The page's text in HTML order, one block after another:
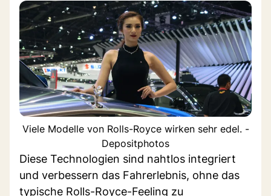
Viele Modelle von Rolls-Royce wirken sehr edel. -
Depositphotos
Diese Technologien sind nahtlos integriert
und verbessern das Fahrerlebnis, ohne das
typische Rolls-Royce-Feeling zu